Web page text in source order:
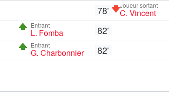
78' Joueur sortant
C. Vincent
Entrant
L. Fomba 82'
Entrant
G. Charbonnier 82'